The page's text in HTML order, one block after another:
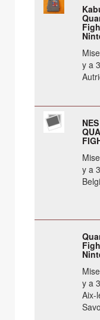
y a
NES
y a
y a
Aix-